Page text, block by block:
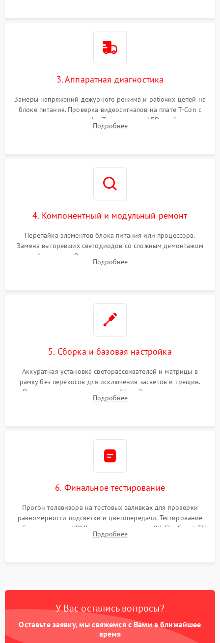
3. Аппаратная диагностика
Замеры напряжений дежурного режима и рабочих цепей на
блоке питания. Проверка видеосигналов на плате T-Con с
помощью осциллографа. Тестирование LED-драйвера и
светодиодных планок подсветки мультиметром.
Подробнее
4. Компонентный и модульный ремонт
Перепайка элементов блока питания или процессора.
Замена выгоревших светодиодов со сложным демонтажом
хрупкой матрицы. Восстановление поврежденных дорожек,
прошивка микросхем памяти EEPROM
Подробнее
5. Сборка и базовая настройка
Аккуратная установка светорассеивателей и матрицы в
рамку без перекосов для исключения засветов и трещин.
Подключение внутренних шлейфов. Закрытие корпуса.
Сброс настроек и обновление программного обеспечения.
Подробнее
6. Финальное тестирование
Прогон телевизора на тестовых заливках для проверки
равномерности подсветки и цветопередачи. Тестирование
работы разъемов HDMI, динамиков, модуля Wi-Fi и Smart TV
в рабочем режиме в течение нескольких часов.
Подробнее
У Вас остались вопросы?
Оставьте заявку, мы свяжемся с Вами в ближайшее
время